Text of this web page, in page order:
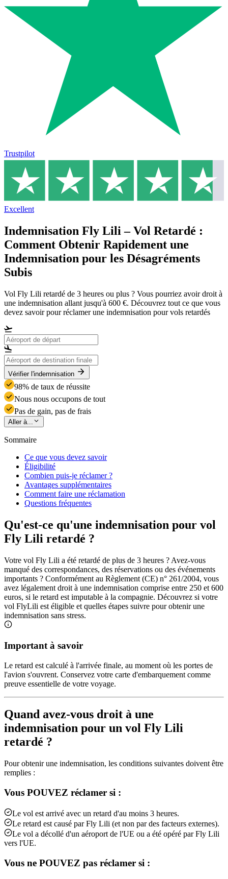
Trustpilot
Excellent
Indemnisation Fly Lili – Vol Retardé :
Comment Obtenir Rapidement une
Indemnisation pour les Désagréments
Subis
Vol Fly Lili retardé de 3 heures ou plus ? Vous pourriez avoir droit à
une indemnisation allant jusqu'à 600 €. Découvrez tout ce que vous
devez savoir pour réclamer une indemnisation pour vols retardés
Vérifier l'indemnisation
98% de taux de réussite
Nous nous occupons de tout
Pas de gain, pas de frais
Aller à...
Sommaire
Ce que vous devez savoir
Éligibilité
Combien puis-je réclamer ?
Avantages supplémentaires
Comment faire une réclamation
Questions fréquentes
Qu'est-ce qu'une indemnisation pour vol
Fly Lili retardé ?
Votre vol Fly Lili a été retardé de plus de 3 heures ? Avez-vous
manqué des correspondances, des réservations ou des événements
importants ? Conformément au Règlement (CE) n° 261/2004, vous
avez légalement droit à une indemnisation comprise entre 250 et 600
euros, si le retard est imputable à la compagnie. Découvrez si votre
vol FlyLili est éligible et quelles étapes suivre pour obtenir une
indemnisation sans stress.
Important à savoir
Le retard est calculé à l'arrivée finale, au moment où les portes de
l'avion s'ouvrent. Conservez votre carte d'embarquement comme
preuve essentielle de votre voyage.
Quand avez-vous droit à une
indemnisation pour un vol Fly Lili
retardé ?
Pour obtenir une indemnisation, les conditions suivantes doivent être
remplies :
Vous POUVEZ réclamer si :
Le vol est arrivé avec un retard d'au moins 3 heures.
Le retard est causé par Fly Lili (et non par des facteurs externes).
Le vol a décollé d'un aéroport de l'UE ou a été opéré par Fly Lili
vers l'UE.
Vous ne POUVEZ pas réclamer si :